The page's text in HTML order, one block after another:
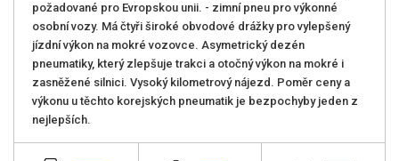
požadované pro Evropskou unii. - zimní pneu pro výkonné
osobní vozy. Má čtyři široké obvodové drážky pro vylepšený
jízdní výkon na mokré vozovce. Asymetrický dezén
pneumatiky, který zlepšuje trakci a otočný výkon na mokré i
zasněžené silnici. Vysoký kilometrový nájezd. Poměr ceny a
výkonu u těchto korejských pneumatik je bezpochyby jeden z
nejlepších.